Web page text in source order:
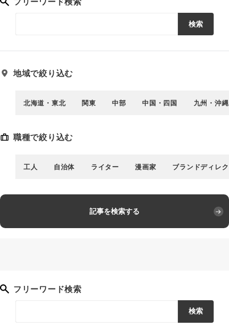
フリーワード検索
検索
地域で絞り込む
北海道・東北 関東 中部 中国・四国 九州・沖縄
職種で絞り込む
工人 自治体 ライター 漫画家 ブランドディレ
記事を検索する
フリーワード検索
検索